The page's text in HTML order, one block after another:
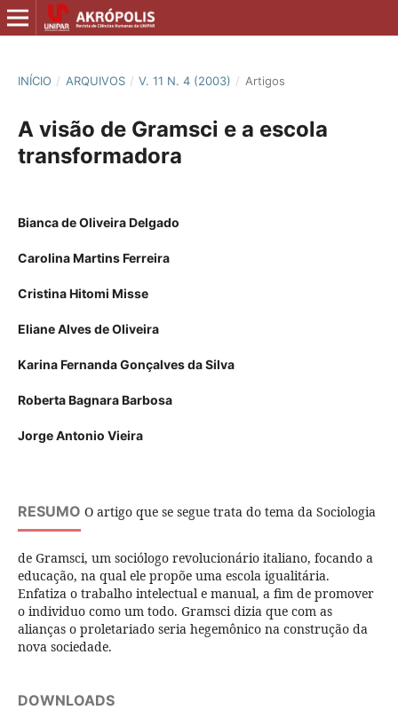
INÍCIO / ARQUIVOS / V. 11 N. 4 (2003) / Artigos
A visão de Gramsci e a escola
transformadora
Bianca de Oliveira Delgado
Carolina Martins Ferreira
Cristina Hitomi Misse
Eliane Alves de Oliveira
Karina Fernanda Gonçalves da Silva
Roberta Bagnara Barbosa
Jorge Antonio Vieira
RESUMO O artigo que se segue trata do tema da Sociologia
de Gramsci, um sociólogo revolucionário italiano, focando a
educação, na qual ele propõe uma escola igualitária.
Enfatiza o trabalho intelectual e manual, a fim de promover
o individuo como um todo. Gramsci dizia que com as
alianças o proletariado seria hegemônico na construção da
nova sociedade.
DOWNLOADS